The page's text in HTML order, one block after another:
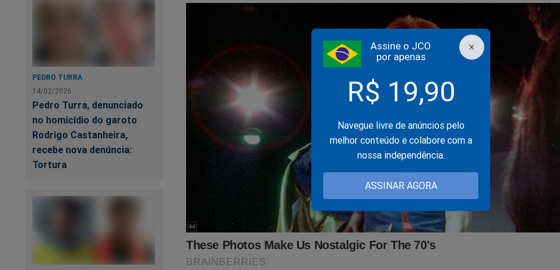
×
Assine o JCO
por apenas
R$ 19,90
Navegue livre de anúncios pelo
melhor conteúdo e colabore com a
nossa independência.
ASSINAR AGORA
PEDRO TURRA
14/02/2026
Pedro Turra, denunciado
no homicídio do garoto
Rodrigo Castanheira,
recebe nova denúncia:
Tortura
No senado, Luciano Hang faz discurso épico em defesa da verdade e
CPI deve 'pegar fogo'! (veja o vídeo)
O Tribunal Superior Eleitoral (TSE) determinou a desmonetização doJornal da Cidade
Online
Um ato de Censura Prévia. Um atentado a liberdade de expressão.